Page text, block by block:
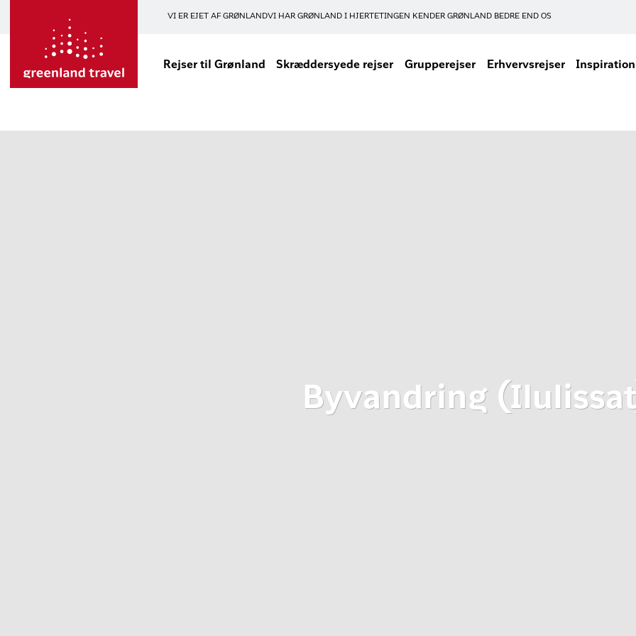
VI ER EJET AF GRØNLANDVI HAR GRØNLAND I HJERTET INGEN KENDER GRØNLAND BEDRE END OS
Rejser til Grønland Skræddersyede rejser Grupperejser Erhvervsrejser Inspiration
Byvandring